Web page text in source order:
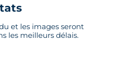
et les images seront
les meilleurs délais.